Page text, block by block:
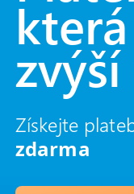
Získejte
zdarma